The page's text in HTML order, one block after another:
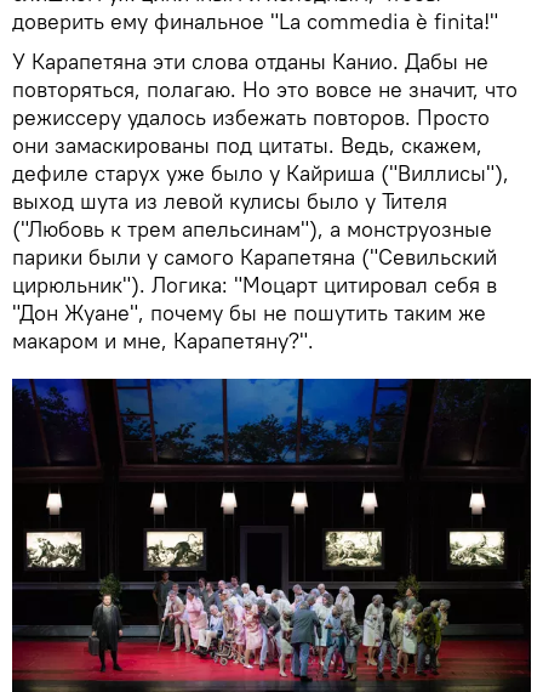
доверить ему финальное "La commedia è finita!"
У Карапетяна эти слова отданы Канио. Дабы не
повторяться, полагаю. Но это вовсе не значит, что
режиссеру удалось избежать повторов. Просто
они замаскированы под цитаты. Ведь, скажем,
дефиле старух уже было у Кайриша ("Виллисы"),
выход шута из левой кулисы было у Тителя
("Любовь к трем апельсинам"), а монструозные
парики были у самого Карапетяна ("Севильский
цирюльник"). Логика: "Моцарт цитировал себя в
"Дон Жуане", почему бы не пошутить таким же
макаром и мне, Карапетяну?".